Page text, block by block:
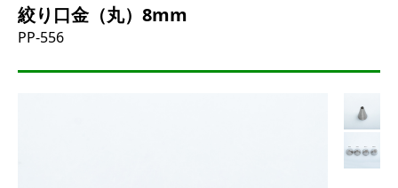
絞り口金（丸）8mm
PP-556